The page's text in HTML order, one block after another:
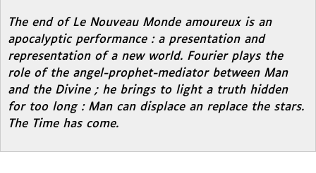
The end of Le Nouveau Monde amoureuxis an
apocalyptic performance : a presentation and
representation of a new world. Fourier plays the
role of the angel-prophet-mediator between Man
and the Divine ; he brings to light a truth hidden
for too long : Man can displace an replace the stars.
The Time has come.